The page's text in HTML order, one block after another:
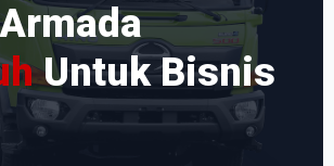
Untuk Bisnis